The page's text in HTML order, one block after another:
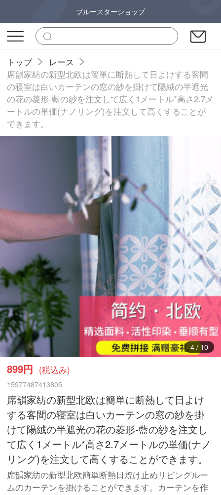
ブルースターショップ
トップ
レース
席韻家紡の新型北欧は簡単に断熱して日よけする客間
の寝室は白いカーテンの窓の紗を掛けて陽絨の半遮光
の花の菱形-藍の紗を注文して広く1メートル*高さ2.7メ
ートルの単価(ナノリング)を注文して高くすることが
できます。
5/ 10
899円 (税込み)
15977487413805
席韻家紡の新型北欧は簡単に断熱して日よけ
する客間の寝室は白いカーテンの窓の紗を掛
けて陽絨の半遮光の花の菱形-藍の紗を注文し
て広く1メートル*高さ2.7メートルの単価(ナノ
リング)を注文して高くすることができます。
席韻家紡の新型北欧簡単断熱日焼け止めリビングルー
ムのカーテンを掛けることができます。カーテンを作